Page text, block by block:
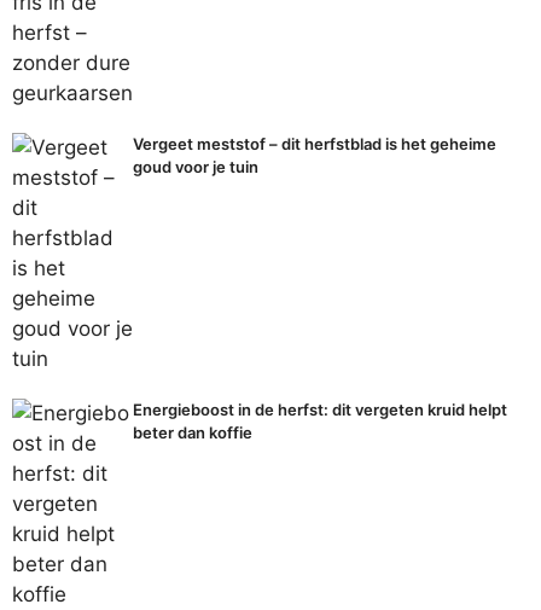
Vergeet meststof – dit herfstblad is het geheime
goud voor je tuin
Energieboost in de herfst: dit vergeten kruid helpt
beter dan koffie